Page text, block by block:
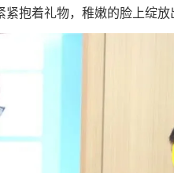
抱着礼物，稚嫩的脸上绽放